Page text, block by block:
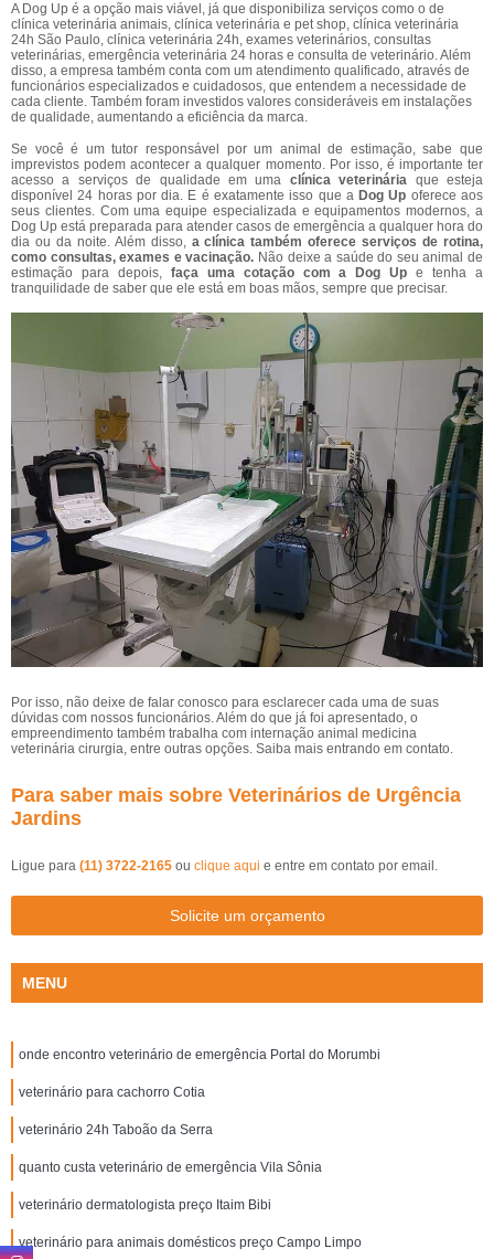
A Dog Up é a opção mais viável, já que disponibiliza serviços como o de
clínica veterinária animais, clínica veterinária e pet shop, clínica veterinária
24h São Paulo, clínica veterinária 24h, exames veterinários, consultas
veterinárias, emergência veterinária 24 horas e consulta de veterinário. Além
disso, a empresa também conta com um atendimento qualificado, através de
funcionários especializados e cuidadosos, que entendem a necessidade de
cada cliente. Também foram investidos valores consideráveis em instalações
de qualidade, aumentando a eficiência da marca.
Se você é um tutor responsável por um animal de estimação, sabe que
imprevistos podem acontecer a qualquer momento. Por isso, é importante ter
acesso a serviços de qualidade em uma clínica veterinária que esteja
disponível 24 horas por dia. E é exatamente isso que a Dog Up oferece aos
seus clientes. Com uma equipe especializada e equipamentos modernos, a
Dog Up está preparada para atender casos de emergência a qualquer hora do
dia ou da noite. Além disso, a clínica também oferece serviços de rotina,
como consultas, exames e vacinação. Não deixe a saúde do seu animal de
estimação para depois, faça uma cotação com a Dog Up e tenha a
tranquilidade de saber que ele está em boas mãos, sempre que precisar.
Por isso, não deixe de falar conosco para esclarecer cada uma de suas
dúvidas com nossos funcionários. Além do que já foi apresentado, o
empreendimento também trabalha com internação animal medicina
veterinária cirurgia, entre outras opções. Saiba mais entrando em contato.
Para saber mais sobre Veterinários de Urgência
Jardins
Ligue para (11) 3722-2165 ou clique aqui e entre em contato por email.
Solicite um orçamento
MENU
onde encontro veterinário de emergência Portal do Morumbi
veterinário para cachorro Cotia
veterinário 24h Taboão da Serra
quanto custa veterinário de emergência Vila Sônia
veterinário dermatologista preço Itaim Bibi
veterinário para animais domésticos preço Campo Limpo